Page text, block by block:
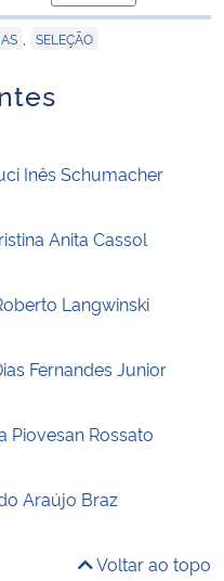
para área de
SELEÇÃO
Inês Schumacher
Anita Cassol
Langwinski
Fernandes Junior
Piovesan Rossato
Araújo Braz
Voltar ao topo